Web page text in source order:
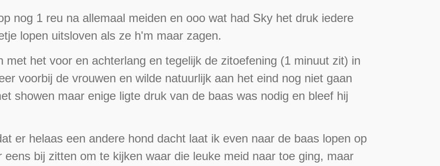
nog 1 reu na allemaal meiden en ooo wat had Sky het druk iedere
lopen uitsloven als ze h'm maar zagen.
met het voor en achterlang en tegelijk de zitoefening (1 minuut zit) in
voorbij de vrouwen en wilde natuurlijk aan het eind nog niet gaan
showen maar enige ligte druk van de baas was nodig en bleef hij
er helaas een andere hond dacht laat ik even naar de baas lopen op
bij zitten om te kijken waar die leuke meid naar toe ging, maar